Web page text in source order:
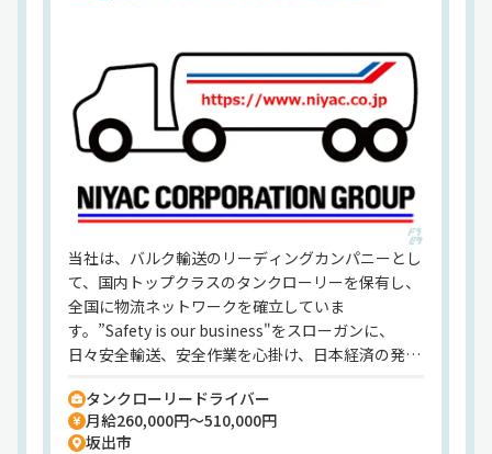
東京都江東区冬木 14-5
資本金
8億円
従業員数
業務内容
一般石油類をはじめ､高圧ガス､化学製品､産業廃棄
物､海上コンテナ及び食品飲料等の貨物自動車運送
･石油元売会社等の油槽所の管理､運営 ･倉庫業 ･JR
各社の石油類に関する諸作業 ･石油製品､ドラム缶､
自動車及び関連部品等の販売 ･不動産､車両等の賃
貸 ･石油基地防災事業 ･保険代理業 ･情報システム
の開発販売等
当社は、バルク輸送のリーディングカンパニーとし
て、国内トップクラスのタンクローリーを保有し、
全国に物流ネットワークを確立していま
す。”Safety is our business"をスローガンに、
日々安全輸送、安全作業を心掛け、日本経済の発展
女性の就労環境も整備しております。全ての従業員
が安心して働ける職場を心掛けております。
タンクローリードライバー
月給260,000円～510,000円
坂出市